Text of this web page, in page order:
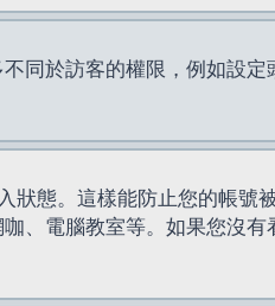
同於訪客的權限，例如設
狀態。這樣能防止您的帳號
、電腦教室等。如果您沒